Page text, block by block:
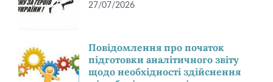
27/07/2026
Повідомлення про початок
підготовки аналітичного звіту
щодо необхідності здійснення